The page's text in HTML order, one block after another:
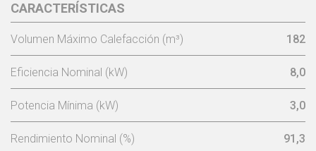
CARACTERÍSTICAS
Volumen Máximo Calefacción (m³) 182
Eficiencia Nominal (kW) 8,0
Potencia Mínima (kW) 3,0
Rendimiento Nominal (%) 91,3